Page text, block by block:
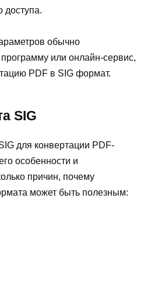
доступа.
обычно
или онлайн-сервис,
PDF в SIG формат.
SIG
для конвертации PDF-
особенности и
причин, почему
может быть полезным: